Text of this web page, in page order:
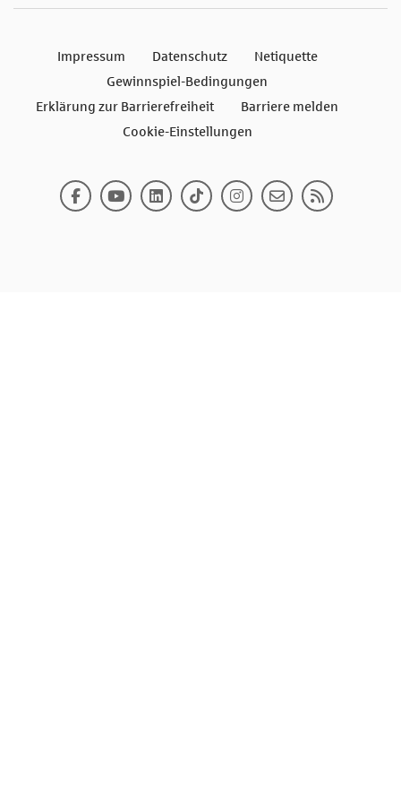
Impressum Datenschutz
Netiquette
Gewinnspiel-Bedingungen
Erklärung zur Barrierefreiheit
Barriere melden
Cookie-Einstellungen